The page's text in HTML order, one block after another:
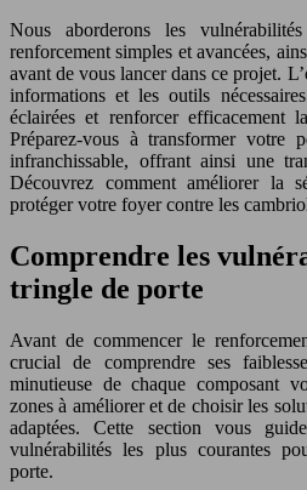
Nous aborderons les
renforcement simples et avancées,
avant de vous lancer dans ce projet.
informations et les outils
éclairées et renforcer efficacement
Préparez-vous à transformer votre
infranchissable, offrant ainsi une
Découvrez comment améliorer la
protéger votre foyer contre les
Comprendre les
tringle de porte
Avant de commencer le
crucial de comprendre ses
minutieuse de chaque composant
zones à améliorer et de choisir les
adaptées. Cette section vous
vulnérabilités les plus courantes
porte.